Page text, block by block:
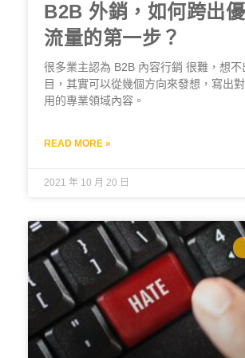
B2B 外銷，如何跨出
流量的第一步？
很多業主認為 B2B 內容行銷 很難，想不
目，其實可以從幾個方向來發想，寫出
用的專業領域內容。
READ MORE »
2021 年 10 月 20 日